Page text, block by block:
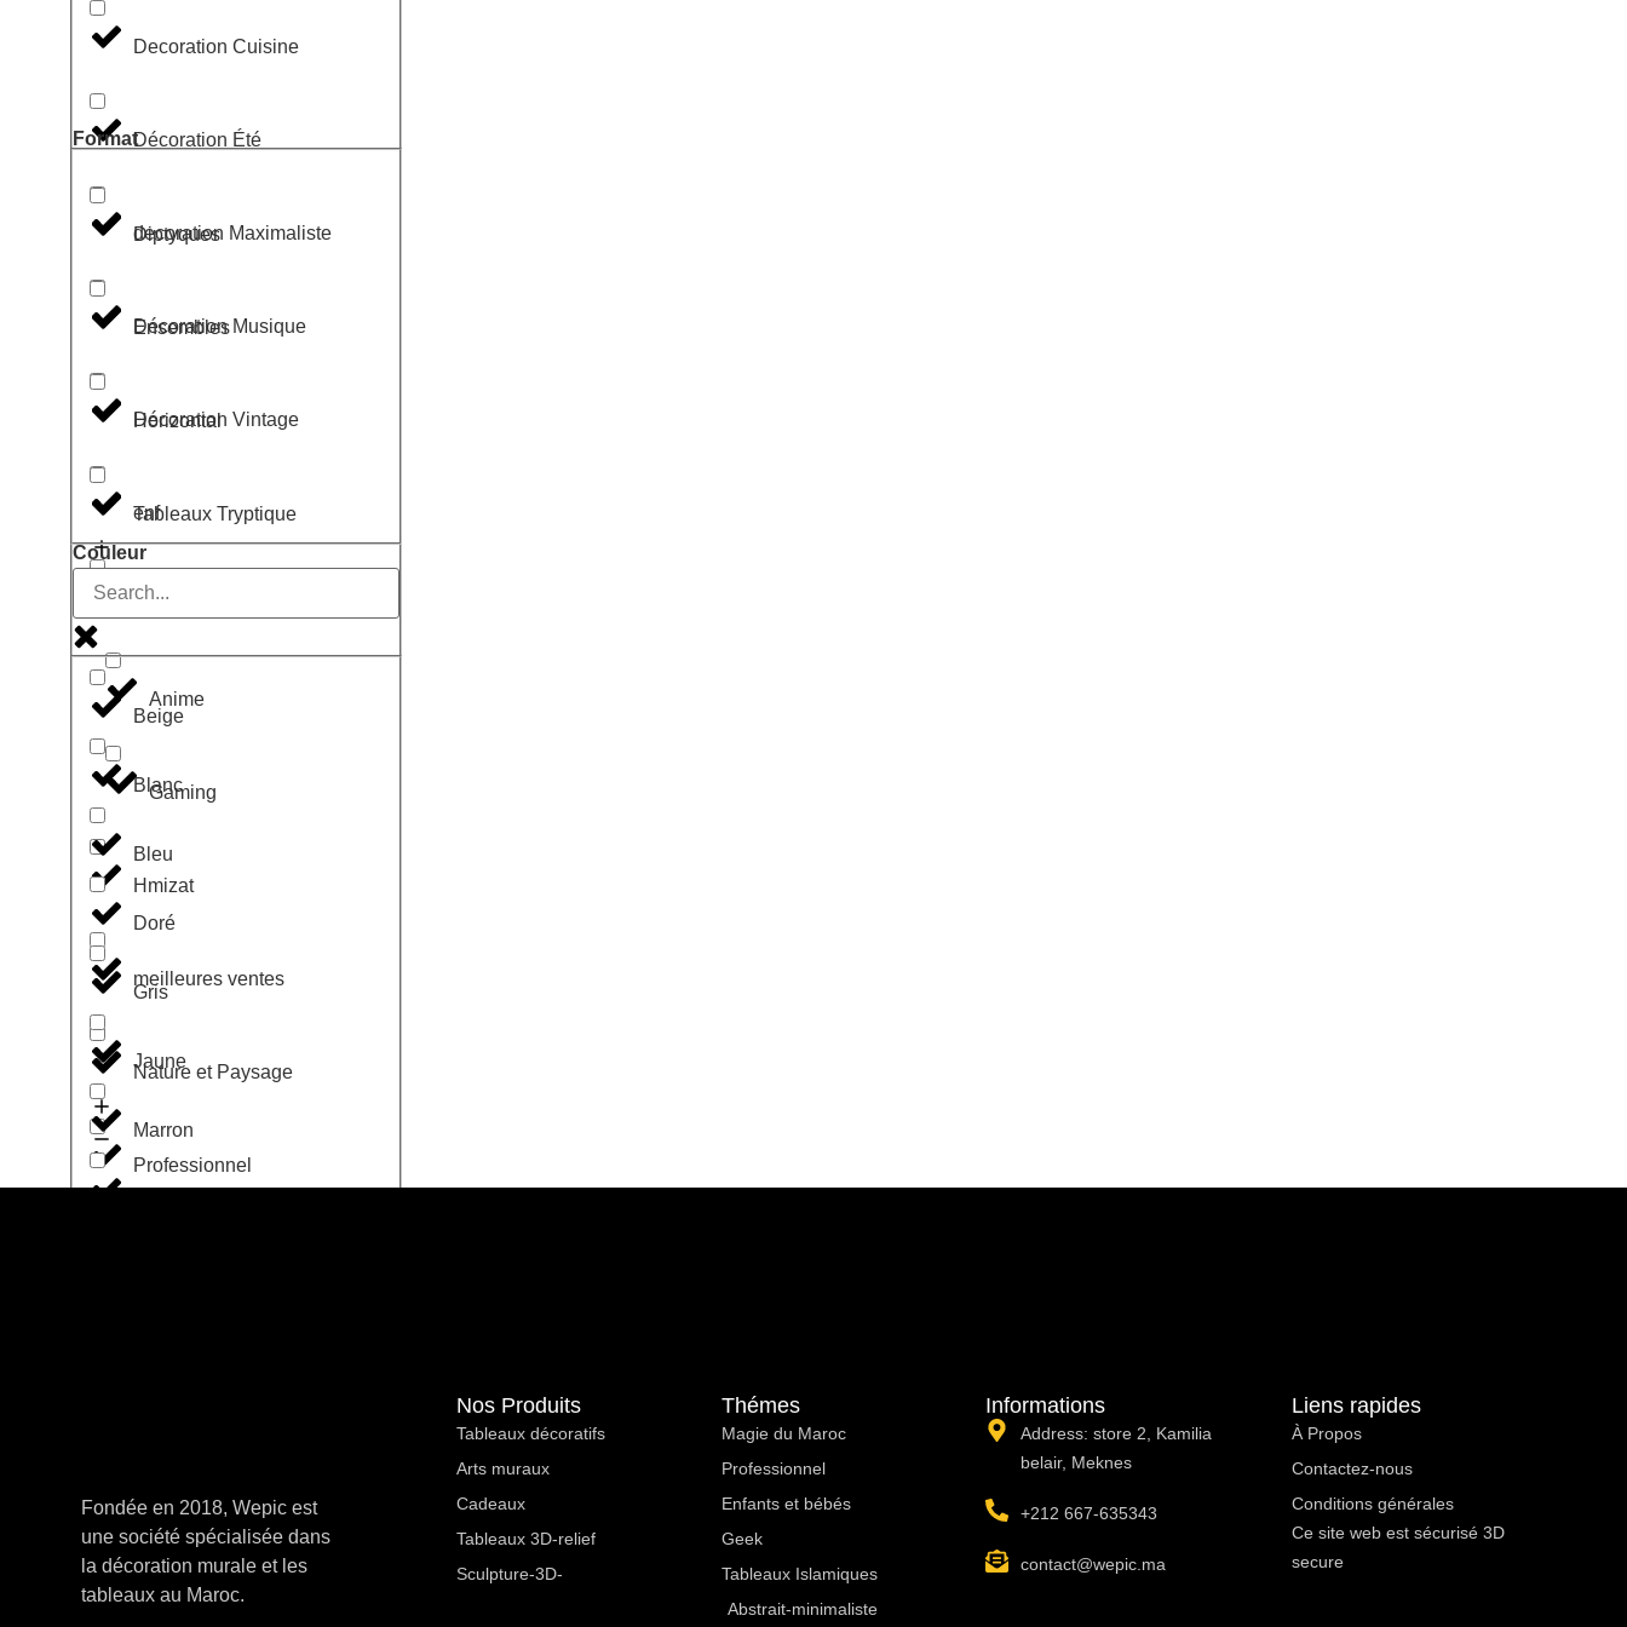
Decoration Cuisine
Décoration Été
decoration Maximaliste
Décoration Musique
Décoration Vintage
enf
Geek
Anime
Gaming
Hmizat
meilleures ventes
Nature et Paysage
Professionnel
Motivation
Format
Diptyques
Ensembles
Horizontal
Tableaux Tryptique
Couleur
Beige
Blanc
Bleu
Doré
Gris
Jaune
Marron
Vert
Fondée en 2018, Wepic est
une société spécialisée dans
la décoration murale et les
tableaux au Maroc.
Nos Produits
Tableaux décoratifs
Arts muraux
Cadeaux
Tableaux 3D-relief
Sculpture-3D-
Thémes
Magie du Maroc
Professionnel
Enfants et bébés
Geek
Tableaux Islamiques
Abstrait-minimaliste
Informations
Address: store 2, Kamilia
belair, Meknes
+212 667-635343
contact@wepic.ma
Liens rapides
À Propos ​
Contactez-nous
Conditions générales
Ce site web est sécurisé 3D
secure